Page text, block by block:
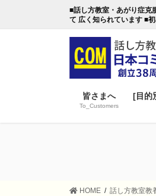
■話し方教室・あがり症克
て 広く知られています ■
皆さまへ
To_Customers
[目的
HOME 話し方教室教